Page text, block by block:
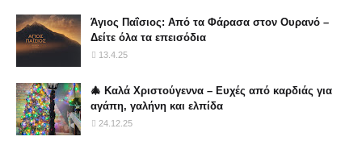
Άγιος Παΐσιος: Από τα Φάρασα στον Ουρανό –
Δείτε όλα τα επεισόδια
13.4.25
🎄 Καλά Χριστούγεννα – Ευχές από καρδιάς για
αγάπη, γαλήνη και ελπίδα
24.12.25